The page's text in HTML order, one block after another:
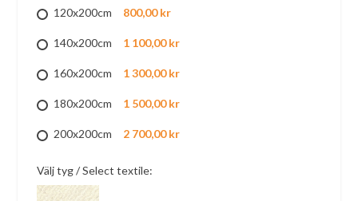
120x200cm 800,00 kr
140x200cm 1 100,00 kr
160x200cm 1 300,00 kr
180x200cm 1 500,00 kr
200x200cm 2 700,00 kr
Välj tyg / Select textile: